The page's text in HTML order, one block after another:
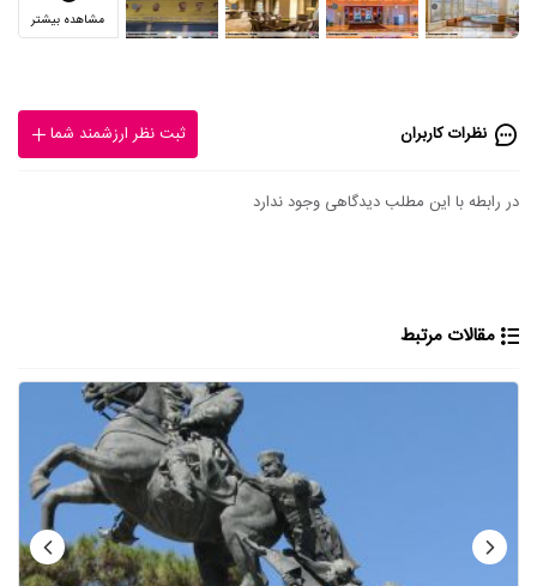
مشاهده بیشتر
نظرات کاربران ثبت نظر ارزشمند شما
در رابطه با این مطلب دیدگاهی وجود ندارد
مقالات مرتبط